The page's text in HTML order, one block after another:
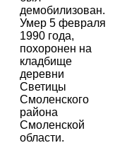
демобилизован.
Умер 5 февраля
1990 года,
похоронен на
кладбище
деревни
Светицы
Смоленского
района
Смоленской
области.